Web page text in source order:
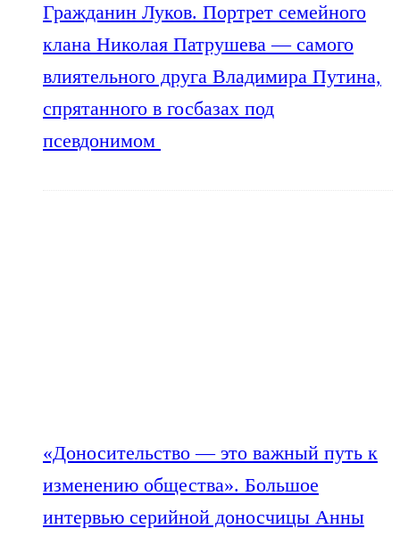
Гражданин Луков. Портрет семейного
клана Николая Патрушева — самого
влиятельного друга Владимира Путина,
спрятанного в госбазах под
псевдонимом
«Доносительство — это важный путь к
изменению общества». Большое
интервью серийной доносчицы Анны